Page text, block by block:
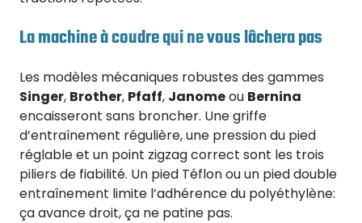
La machine à coudre qui ne vous lâchera pas
Les modèles mécaniques robustes des gammes
Singer, Brother, Pfaff, Janomeou Bernina
encaisseront sans broncher. Une griffe
d’entraînement régulière, une pression du pied
réglable et un point zigzag correct sont les trois
piliers de fiabilité. Un pied Téflon ou un pied double
entraînement limite l’adhérence du polyéthylène:
ça avance droit, ça ne patine pas.